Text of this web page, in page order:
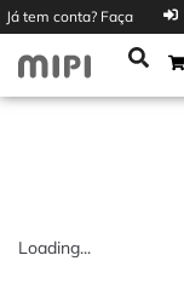
Já tem conta? Faça
Loading...